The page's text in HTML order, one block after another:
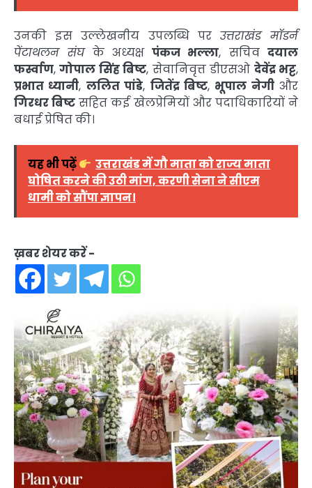
उनकी इस उल्लेखनीय उपलब्धि पर उत्तराखंड मॉडर्न
पेंटाथलन संघके अध्यक्षपंकज भल्ला, सचिवदयाल
फर्स्वाण,गोपाल सिंह बिष्ट, सेवानिवृत्त डीएसओ देवेंद्र भट्ट,
प्रभात ध्यानी, ललित पांडे, जितेंद्र बिष्ट, भूपाल नेगीऔर
गिरधर बिष्ट सहित कई खेलप्रेमियों और पदाधिकारियों ने
बधाई प्रेषित की।
यह भी पढ़ें
उत्तराखंड में गौ माता को राज्य माता
घोषित करने की उठी मांग, करणी सेना ने सीएम
धामी को सौंपा ज्ञापन।
ख़बर शेयर करें -